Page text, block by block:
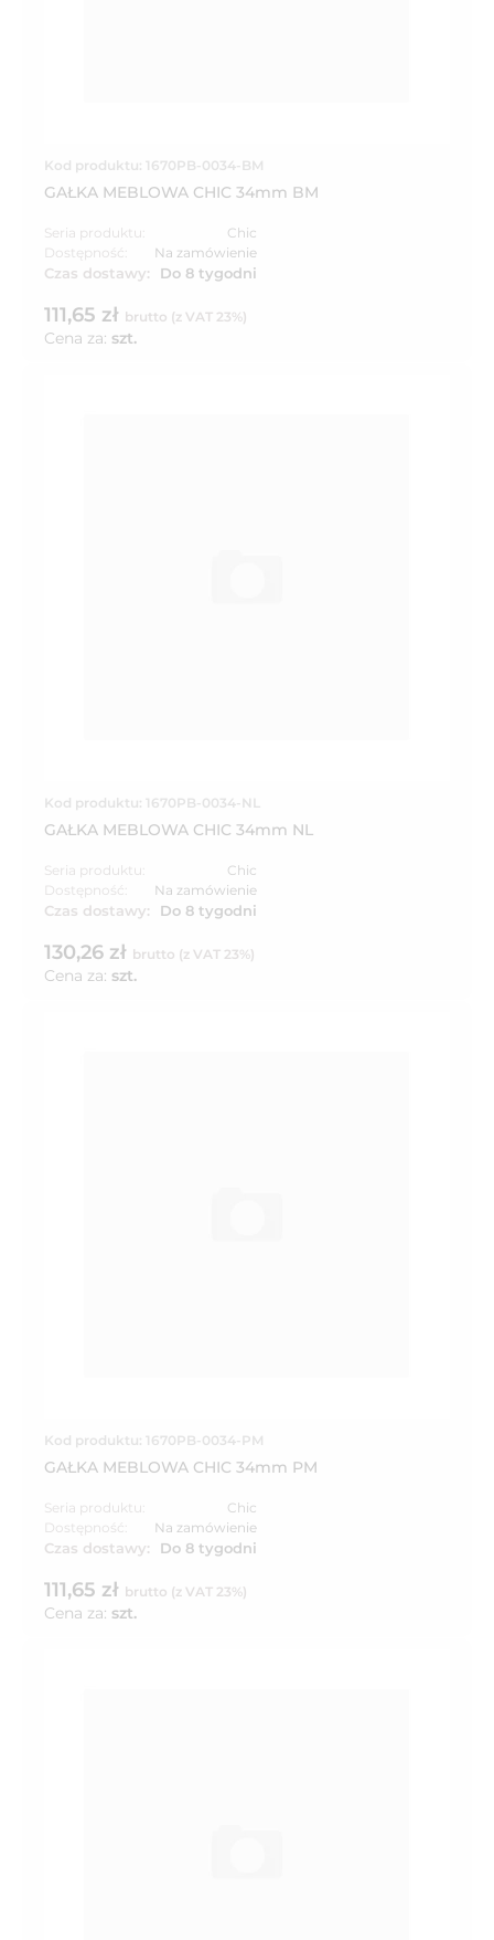
Kod produktu: 1670PB-0034-BM
GAŁKA MEBLOWA CHIC 34mm BM
Seria produktu:
Chic
Dostępność:
Na zamówienie
Czas dostawy: Do 8 tygodni
111,65 zł brutto (z VAT 23%)
Cena za: szt.
Kod produktu: 1670PB-0034-NL
GAŁKA MEBLOWA CHIC 34mm NL
Seria produktu:
Chic
Dostępność:
Na zamówienie
Czas dostawy: Do 8 tygodni
130,26 zł brutto (z VAT 23%)
Cena za: szt.
Kod produktu: 1670PB-0034-PM
GAŁKA MEBLOWA CHIC 34mm PM
Seria produktu:
Chic
Dostępność:
Na zamówienie
Czas dostawy: Do 8 tygodni
111,65 zł brutto (z VAT 23%)
Cena za: szt.